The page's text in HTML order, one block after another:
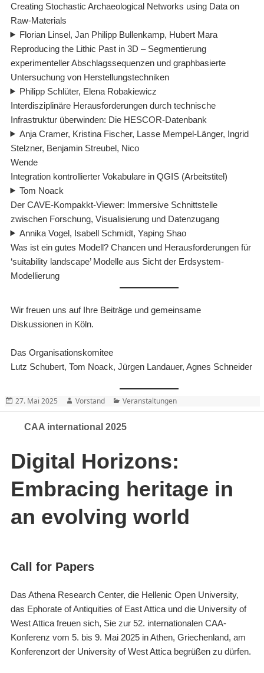
Creating Stochastic Archaeological Networks using Data on
Raw-Materials
Florian Linsel, Jan Philipp Bullenkamp, Hubert Mara
Reproducing the Lithic Past in 3D – Segmentierung
experimenteller Abschlagssequenzen und graphbasierte
Untersuchung von Herstellungstechniken
Philipp Schlüter, Elena Robakiewicz
Interdisziplinäre Herausforderungen durch technische
Infrastruktur überwinden: Die HESCOR-Datenbank
Anja Cramer, Kristina Fischer, Lasse Mempel-Länger, Ingrid
Stelzner, Benjamin Streubel, Nico
Wende
Integration kontrollierter Vokabulare in QGIS (Arbeitstitel)
Tom Noack
Der CAVE-Kompakkt-Viewer: Immersive Schnittstelle
zwischen Forschung, Visualisierung und Datenzugang
Annika Vogel, Isabell Schmidt, Yaping Shao
Was ist ein gutes Modell? Chancen und Herausforderungen für
‘suitability landscape’ Modelle aus Sicht der Erdsystem-
Modellierung
Wir freuen uns auf Ihre Beiträge und gemeinsame
Diskussionen in Köln.
Das Organisationskomitee
Lutz Schubert, Tom Noack, Jürgen Landauer, Agnes Schneider
Posted
27. Mai 2025 Author
Vorstand Categories
Veranstaltungen
CAA international 2025
Digital Horizons:
Embracing heritage in
an evolving world
Call for Papers
Das Athena Research Center, die Hellenic Open University,
das Ephorate of Antiquities of East Attica und die University of
West Attica freuen sich, Sie zur 52. internationalen CAA-
Konferenz vom 5. bis 9. Mai 2025 in Athen, Griechenland, am
Konferenzort der University of West Attica begrüßen zu dürfen.